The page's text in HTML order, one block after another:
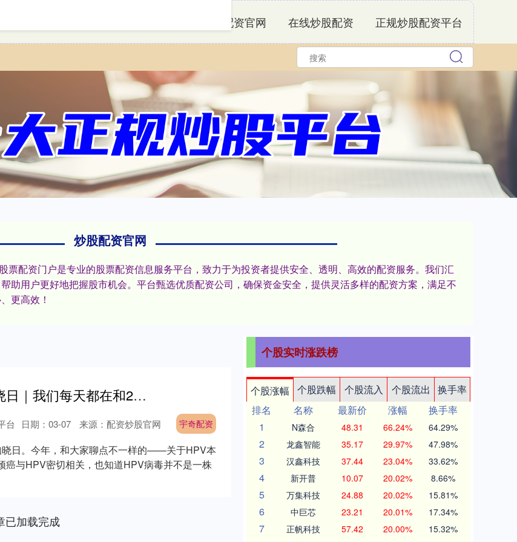
炒股配资官网 在线炒股配资 正规炒股配资平台
炒股配资官网
票配资门户是专业的股票配资信息服务平台，致力于为投资者提供安全、透明、高效的配资服务。我们汇
助用户更好地把握股市机会。平台甄选优质配资公司，确保资金安全，提供灵活多样的配资方案，满足不
更高效！
宇奇配资 国际HPV知晓日｜我们每天都在和200多种HPV共存，需要担心什么？
宇奇配资
日期：03-07 来源：配资炒股官网
台
日。今年，和大家聊点不一样的——关于HPV本
癌与HPV密切相关，也知道HPV病毒并不是一株
已加载完成
个股实时涨跌榜
个股涨幅 个股跌幅 个股流入 个股流出
换手率
排名
名称 最新价 涨幅
换手率
1
N森合 48.31 66.24% 64.29%
2 龙鑫智能 35.17 29.97% 47.98%
3 汉鑫科技 37.44 23.04% 33.62%
4 新开普 10.07 20.02% 8.66%
5 万集科技 24.88 20.02% 15.81%
6 中巨芯 23.21 20.01% 17.34%
7 正帆科技 57.42 20.00% 15.32%